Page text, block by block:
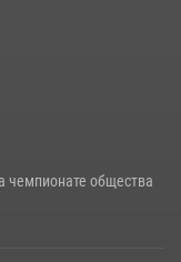
чемпионате общества